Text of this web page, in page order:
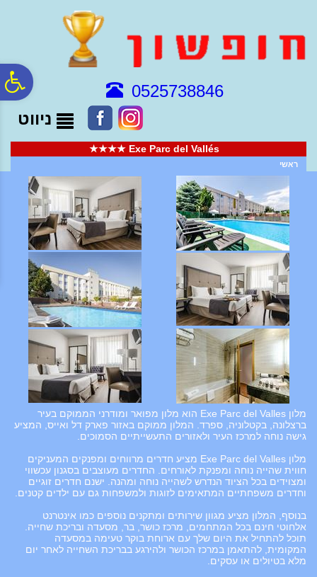
נגישות
0525738846
ניווט
Exe Parc del Vallés ★★★★
ראשי
מלון Exe Parc del Valles הוא מלון מפואר ומודרני הממוקם בעיר
ברצלונה, בקטלוניה, ספרד. המלון ממוקם באזור פארק דל ואייס, המציע
גישה נוחה למרכז העיר ולאזורים התעשייתיים הסמוכים.
מלון Exe Parc del Valles מציע חדרים מרווחים ומפנקים המעניקים
חווית שהייה נוחה ומפנקת לאורחים. החדרים מעוצבים בסגנון עכשווי
ומצוידים בכל הציוד הנדרש לשהייה נוחה ומהנה. ישנם חדרים זוגיים
וחדרים משפחתיים המתאימים לזוגות ולמשפחות גם עם ילדים קטנים.
בנוסף, המלון מציע מגוון שירותים ומתקנים נוספים כמו אינטרנט
אלחוטי חינם בכל המתחמים, מרכז כושר, בר, מסעדה ובריכת שחייה.
תוכל להתחיל את היום שלך עם ארוחת בוקר טעימה במסעדה
המקומית, להתאמן במרכז הכושר ולהירגע בבריכת השחייה לאחר יום
מלא בטיולים או עסקים.